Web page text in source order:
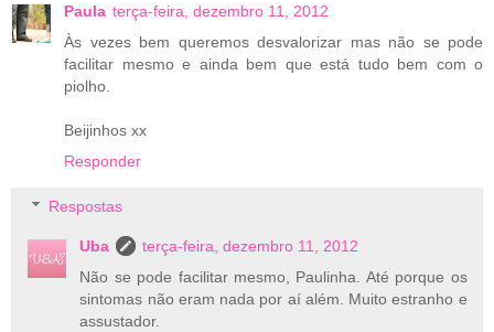
Paula terça-feira, dezembro 11, 2012
Às vezes bem queremos desvalorizar mas não se pode
facilitar mesmo e ainda bem que está tudo bem com o
piolho.
Beijinhos xx
Responder
Respostas
Uba
terça-feira, dezembro 11, 2012
Não se pode facilitar mesmo, Paulinha. Até porque os
sintomas não eram nada por aí além. Muito estranho e
assustador.